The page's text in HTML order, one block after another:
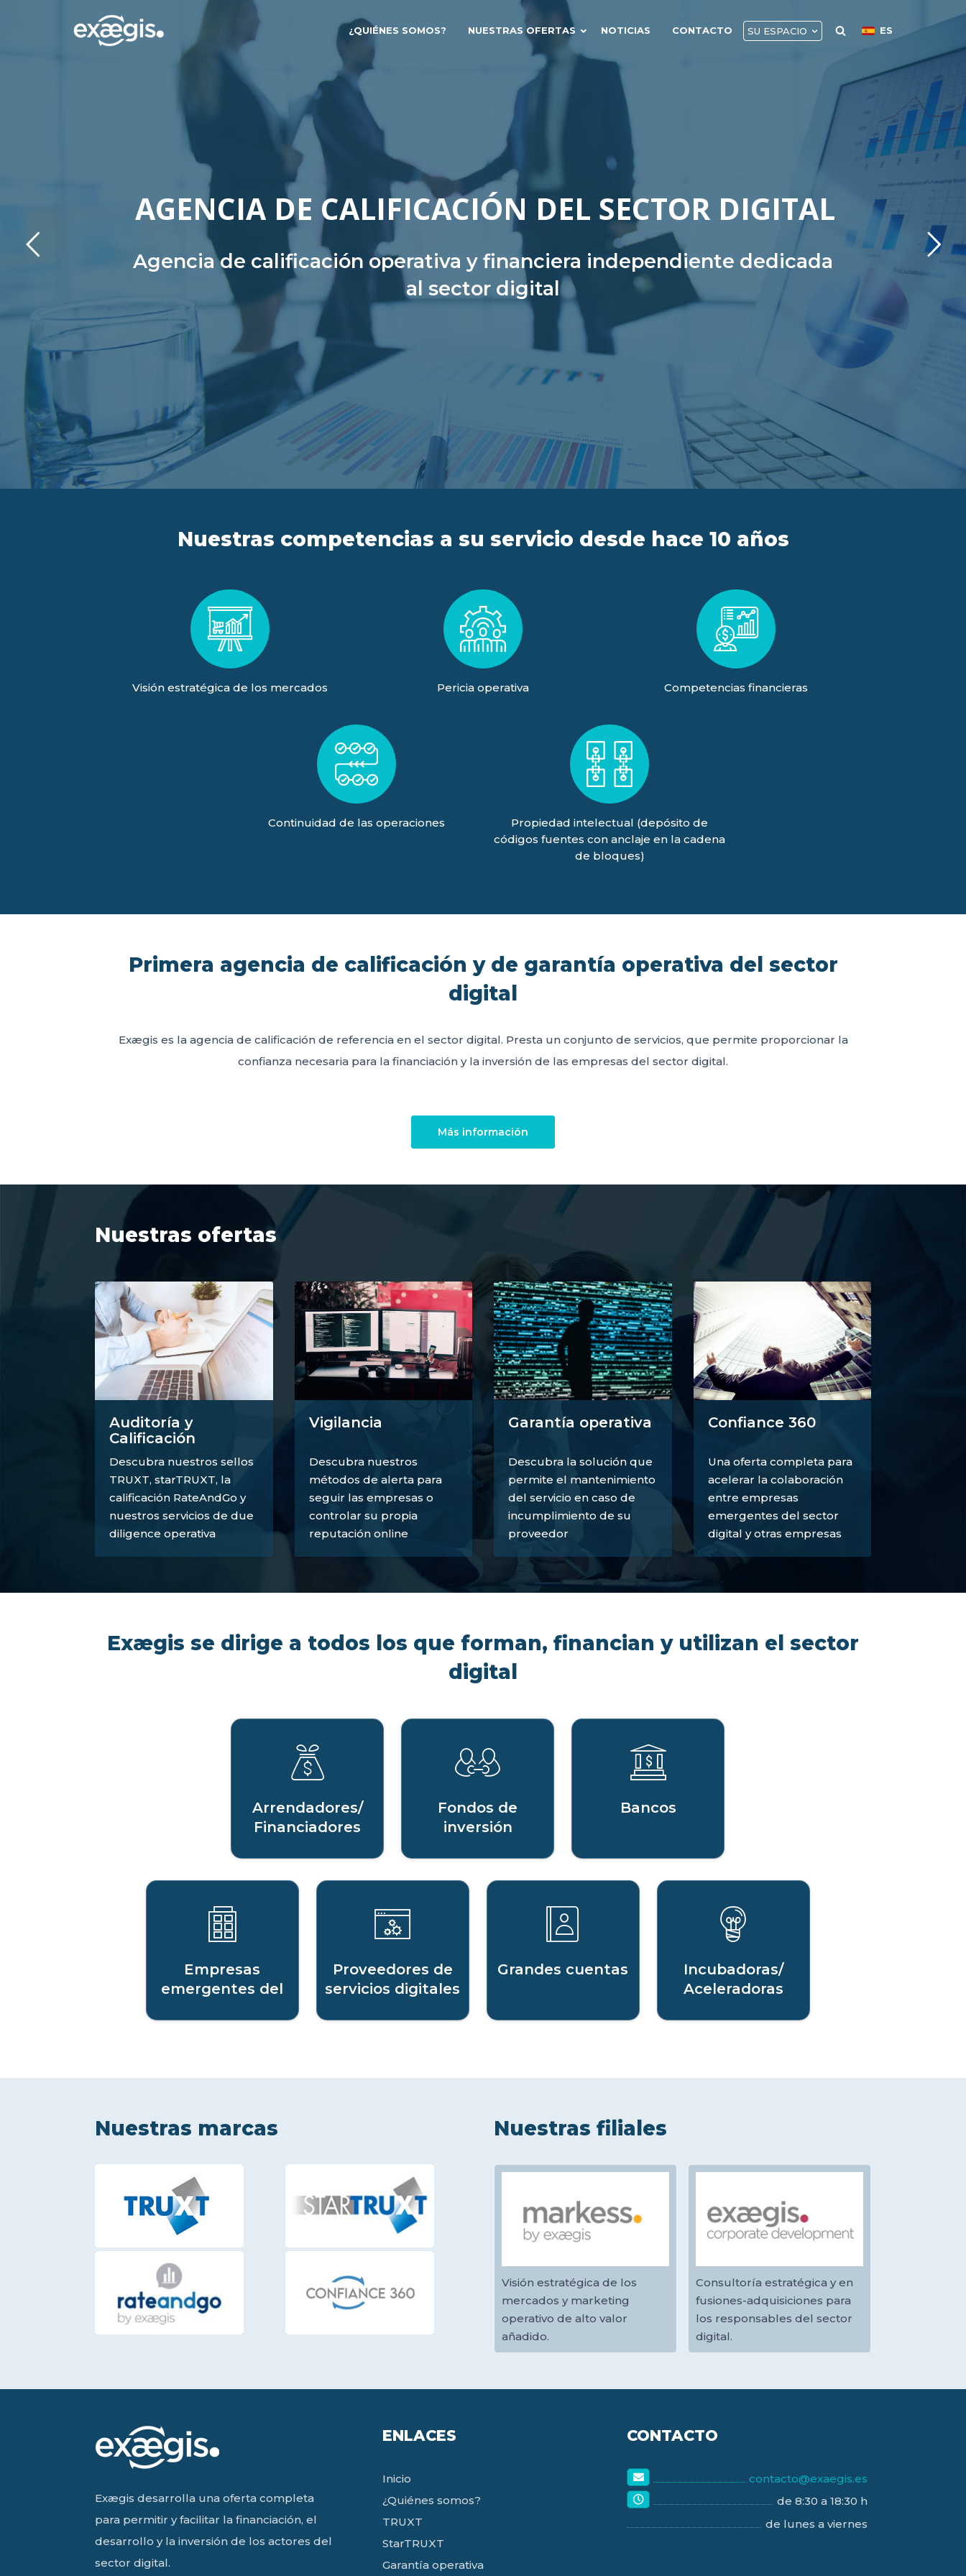
¿QUIÉNES SOMOS? NUESTRAS OFERTAS NOTICIAS CONTACTO SU ESPACIO ES
Agencia de calificación operativa y financiera independiente dedicada
al sector digital
AGENCIA DE CALIFICACIÓN DEL SECTOR DIGITAL
Nuestras competencias a su servicio desde hace 10 años
Visión estratégica de los mercados Pericia operativa Competencias financieras
Continuidad de las operaciones
Propiedad intelectual (depósito de
códigos fuentes con anclaje en la cadena
de bloques)
Primera agencia de calificación y de garantía operativa del sector
digital
Exægis es la agencia de calificación de referencia en el sector digital. Presta un conjunto de servicios, que permite proporcionar la
confianza necesaria para la financiación y la inversión de las empresas del sector digital.
Más información
Nuestras ofertas
Auditoría y
Calificación
Descubra nuestros sellos
TRUXT, starTRUXT, la
calificación RateAndGo y
nuestros servicios de due
diligence operativa
Vigilancia
Descubra nuestros
métodos de alerta para
seguir las empresas o
controlar su propia
reputación online
Garantía operativa
Descubra la solución que
permite el mantenimiento
del servicio en caso de
incumplimiento de su
proveedor
Confiance 360
Una oferta completa para
acelerar la colaboración
entre empresas
emergentes del sector
digital y otras empresas
Exægis se dirige a todos los que forman, financian y utilizan el sector
digital
Arrendadores/
Financiadores
Fondos de
inversión
Bancos
Empresas
emergentes del
Proveedores de
servicios digitales
Grandes cuentas
Incubadoras/
Aceleradoras
Nuestras marcas Nuestras filiales
Visión estratégica de los
mercados y marketing
operativo de alto valor
añadido.
Consultoría estratégica y en
fusiones-adquisiciones para
los responsables del sector
digital.
Exægis desarrolla una oferta completa
para permitir y facilitar la financiación, el
desarrollo y la inversión de los actores del
sector digital.
ENLACES
Inicio
¿Quiénes somos?
TRUXT
StarTRUXT
Garantía operativa
CONTACTO
contacto@exaegis.es
de 8:30 a 18:30 h
de lunes a viernes